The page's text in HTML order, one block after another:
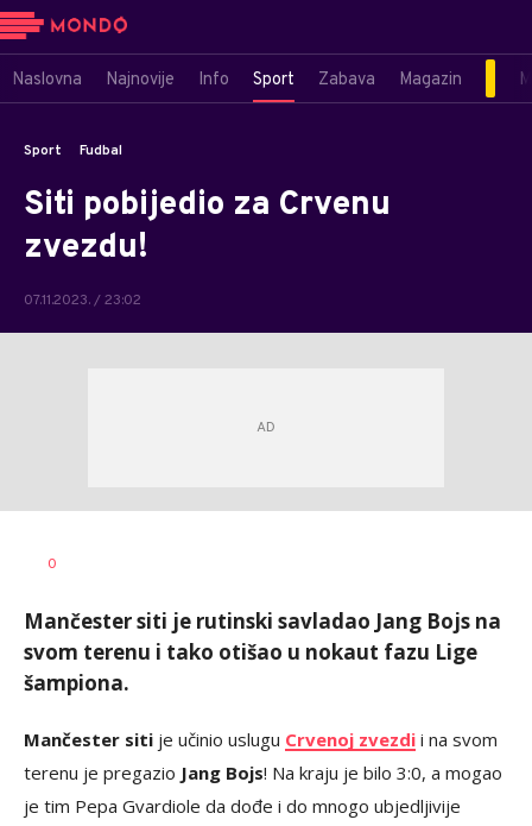
Naslovna Najnovije Info Sport Zabava Magazin
Sport Fudbal
Siti pobijedio za Crvenu
zvezdu!
07.11.2023. / 23:02
AUTOR
0
Mančester siti je rutinski savladao Jang Bojs na
svom terenu i tako otišao u nokaut fazu Lige
šampiona.
Mančester siti je učinio uslugu Crvenoj zvezdi i na svom
terenu je pregazio Jang Bojs! Na kraju je bilo 3:0, a mogao
je tim Pepa Gvardiole da dođe i do mnogo ubjedljivije